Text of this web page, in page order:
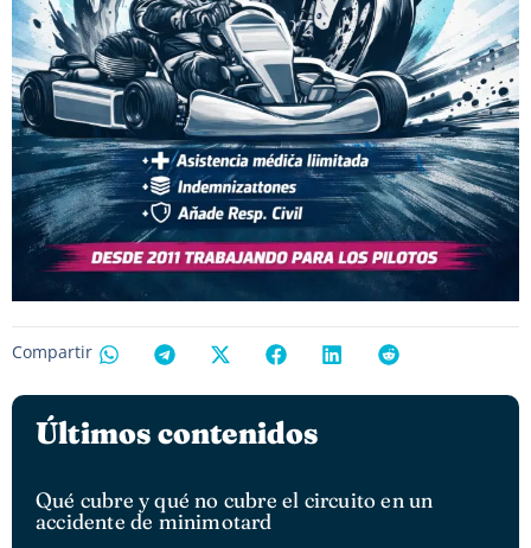
Compartir
Últimos contenidos
Qué cubre y qué no cubre el circuito en un
accidente de minimotard